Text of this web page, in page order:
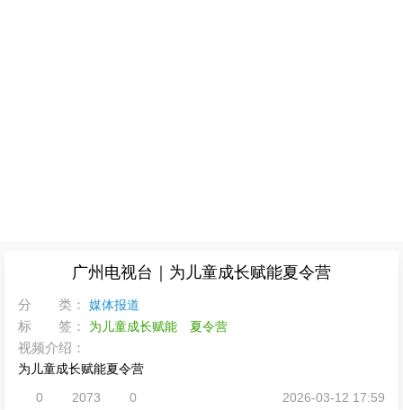
广州电视台｜为儿童成长赋能夏令营
分 类： 媒体报道
标 签： 为儿童成长赋能 夏令营
视频介绍：
为儿童成长赋能夏令营
0
2073 0 2026-03-12 17:59